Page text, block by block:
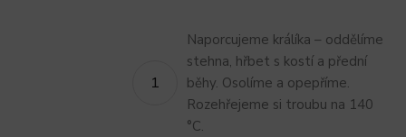
Naporcujeme králíka – oddělíme
stehna, hřbet s kostí a přední
běhy. Osolíme a opepříme.
Rozehřejeme si troubu na 140
°C.